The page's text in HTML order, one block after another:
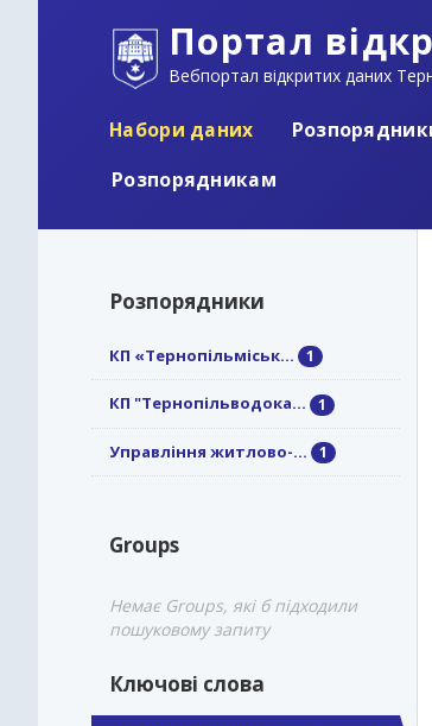
Портал
Вебпортал відкритих даних
Набори даних
Розпорядникам
Розпорядники
КП «Тернопільміськ... 1
КП "Тернопільводока... 1
Управління житлово-... 1
Groups
Немає Groups, які б підходили
пошуковому запиту
Ключові слова